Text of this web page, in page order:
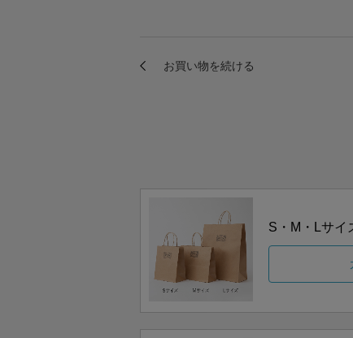
S・M・Lサイ